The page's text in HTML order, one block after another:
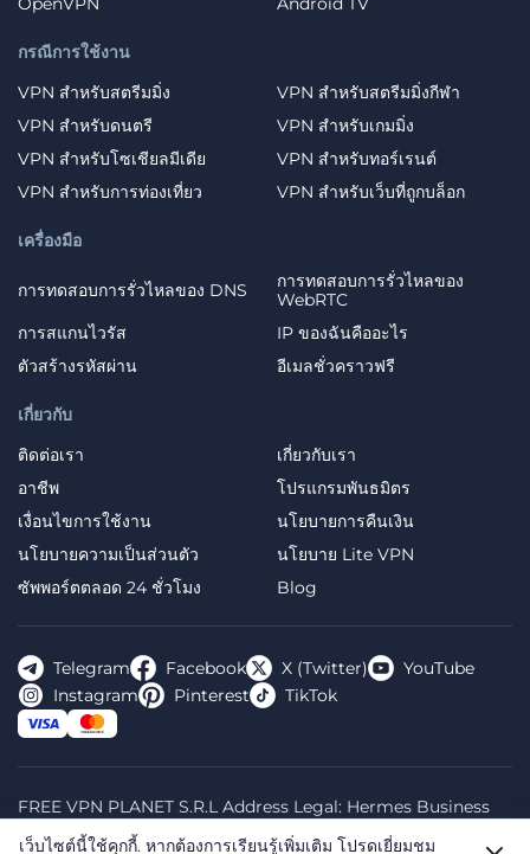
กรณีการใช้งาน
VPN สำหรับสตรีมมิ่ง
VPN สำหรับสตรีมมิ่งกีฬา
VPN สำหรับดนตรี
VPN สำหรับเกมมิ่ง
VPN สำหรับโซเชียลมีเดีย
VPN สำหรับทอร์เรนต์
VPN สำหรับการท่องเที่ยว
VPN สำหรับเว็บที่ถูกบล็อก
เกี่ยวกับ
ติดต่อเรา
เกี่ยวกับเรา
อาชีพ
โปรแกรมพันธมิตร
เงื่อนไขการใช้งาน
นโยบายการคืนเงิน
นโยบายความเป็นส่วนตัว
นโยบาย Lite VPN
ซัพพอร์ตตลอด 24 ชั่วโมง
Blog
เครื่องมือ
การทดสอบการรั่วไหลของ DNS
การทดสอบการรั่วไหลของ
WebRTC
การสแกนไวรัส
IP ของฉันคืออะไร
ตัวสร้างรหัสผ่าน
อีเมลชั่วคราวฟรี
Telegram Facebook X (Twitter)
YouTube
Instagram
Pinterest TikTok
FREE VPN PLANET S.R.L Address Legal: Hermes Business
เว็บไซต์นี้ใช้คุกกี้. หากต้องการเรียนรู้เพิ่มเติม โปรดเยี่ยมชม